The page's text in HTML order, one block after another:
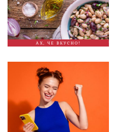
АХ, ЧЕ ВКУСНО!